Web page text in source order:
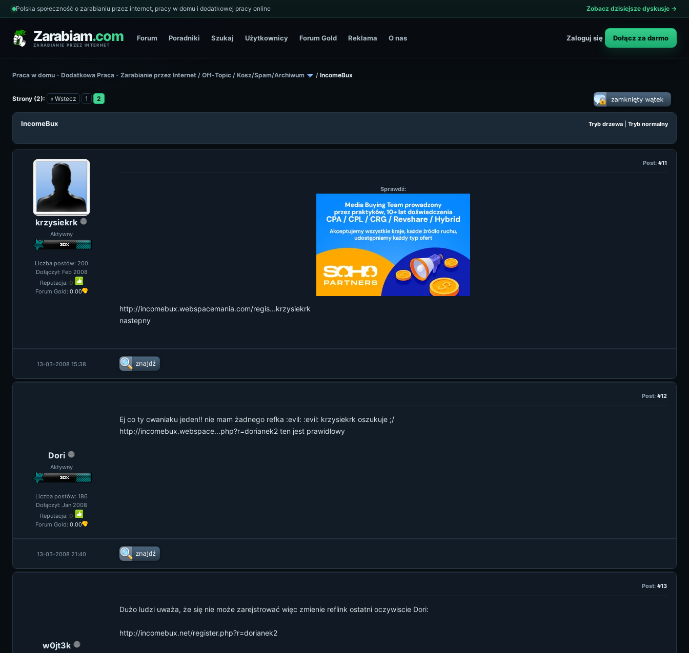
Polska społeczność o zarabianiu przez internet, pracy w domu i dodatkowej pracy online Zobacz dzisiejsze dyskusje →
Zarabiam.com
ZARABIANIE PRZEZ INTERNET
Forum Poradniki Szukaj Użytkownicy Forum Gold Reklama O nas Zaloguj się Dołącz za darmo
Praca w domu - Dodatkowa Praca - Zarabianie przez Internet / Off-Topic / Kosz/Spam/Archiwum / IncomeBux
Strony (2): « Wstecz 1 2
Tryb drzewa Tryb normalny
IncomeBux
krzysiekrk
Aktywny
Liczba postów: 200
Dołączył: Feb 2008
Reputacja: 0
Forum Gold: 0.00
Post: #11
Sprawdź:
http://incomebux.webspacemania.com/regis...krzysiekrk
nastepny
13-03-2008 15:38
Dori
Aktywny
Liczba postów: 186
Dołączył: Jan 2008
Reputacja: 0
Forum Gold: 0.00
Post: #12
Ej co ty cwaniaku jeden!! nie mam żadnego refka :evil: :evil: krzysiekrk oszukuje ;/
http://incomebux.webspace...php?r=dorianek2 ten jest prawidłowy
13-03-2008 21:40
w0jt3k
Post: #13
Dużo ludzi uważa, że się nie może zarejstrować więc zmienie reflink ostatni oczywiscie Dori:
http://incomebux.net/register.php?r=dorianek2